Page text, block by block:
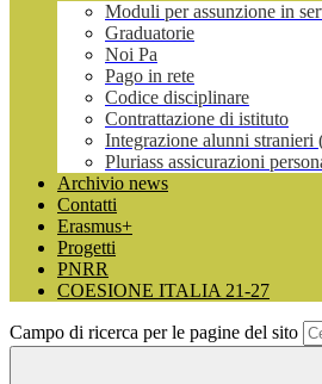
Moduli per assunzione in
Graduatorie
Noi Pa
Pago in rete
Codice disciplinare
Contrattazione di istituto
Integrazione alunni stranieri
Pluriass assicurazioni
Archivio news
Contatti
Erasmus+
Progetti
PNRR
COESIONE ITALIA 21-27
Campo di ricerca per le pagine del sito